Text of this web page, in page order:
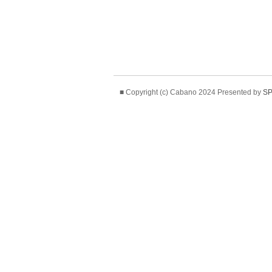
■ Copyright (c) Cabano 2024 Presented by